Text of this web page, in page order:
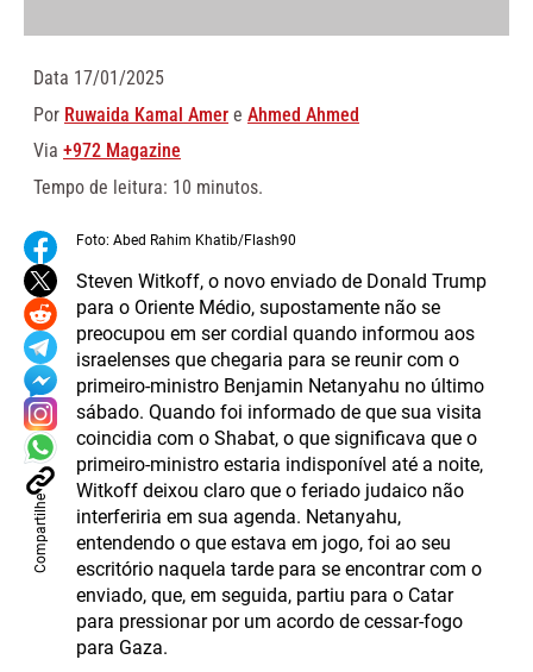
Data 17/01/2025
Por Ruwaida Kamal Amer e Ahmed Ahmed
Via +972 Magazine
Tempo de leitura: 10 minutos.
Compartilhe
Foto: Abed Rahim Khatib/Flash90
Steven Witkoff, o novo enviado de Donald Trump
para o Oriente Médio, supostamente não se
preocupou em ser cordial quando informou aos
israelenses que chegaria para se reunir com o
primeiro-ministro Benjamin Netanyahu no último
sábado. Quando foi informado de que sua visita
coincidia com o Shabat, o que significava que o
primeiro-ministro estaria indisponível até a noite,
Witkoff deixou claro que o feriado judaico não
interferiria em sua agenda. Netanyahu,
entendendo o que estava em jogo, foi ao seu
escritório naquela tarde para se encontrar com o
enviado, que, em seguida, partiu para o Catar
para pressionar por um acordo de cessar-fogo
para Gaza.